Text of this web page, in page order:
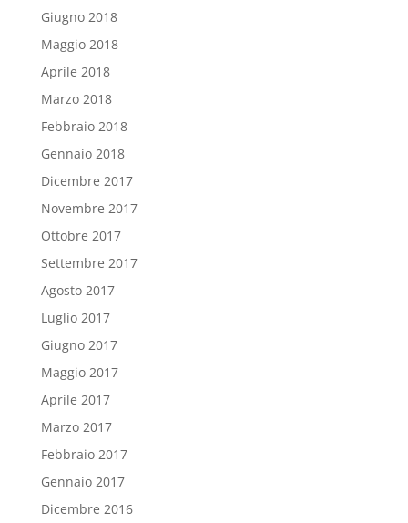
Giugno 2018
Maggio 2018
Aprile 2018
Marzo 2018
Febbraio 2018
Gennaio 2018
Dicembre 2017
Novembre 2017
Ottobre 2017
Settembre 2017
Agosto 2017
Luglio 2017
Giugno 2017
Maggio 2017
Aprile 2017
Marzo 2017
Febbraio 2017
Gennaio 2017
Dicembre 2016